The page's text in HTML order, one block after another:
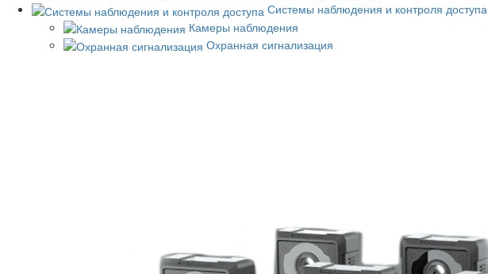
Системы наблюдения и контроля доступа
Камеры наблюдения
Охранная сигнализация